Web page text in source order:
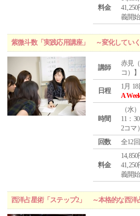
料金
義開
紫微斗数「実践応用講座」 ～変化してい
講師
赤見
コ）】
日程
1月
A
時間
（水）
11：
2コマ）
回数
全12回
料金
義開
西洋占星術「ステップ2」 ～本格的な西洋